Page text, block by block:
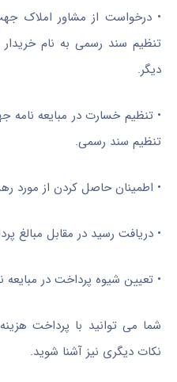
• درخواست از مشاور املاک
تنظیم سند رسمی به نام
دیگر.
• تنظیم خسارت در مبایعه نامه
تنظیم سند رسمی.
• اطمینان حاصل کردن از مورد
• دریافت رسید در مقابل مبالغ
• تعیین شیوه پرداخت در مبایعه
شما می توانید با پرداخت
نکات دیگری نیز آشنا شوید.